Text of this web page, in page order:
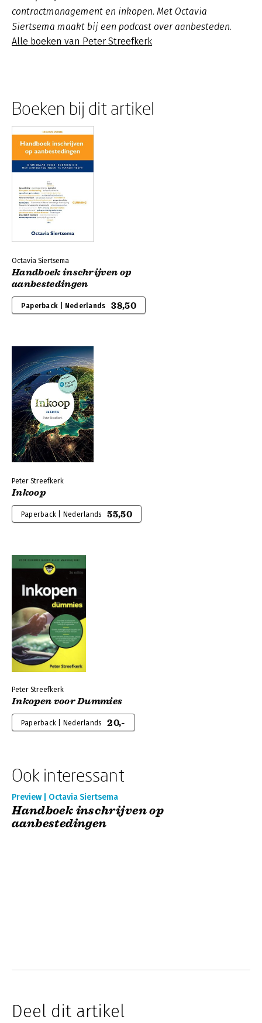
contractmanagement en inkopen. Met Octavia
Siertsema maakt bij een podcast over aanbesteden.
Alle boeken van Peter Streefkerk
Boeken bij dit artikel
Octavia Siertsema
Handboek inschrijven op
aanbestedingen
Paperback | Nederlands 38,50
Peter Streefkerk
Inkoop
Paperback | Nederlands 55,50
Peter Streefkerk
Inkopen voor Dummies
Paperback | Nederlands 20,-
Ook interessant
Preview | Octavia Siertsema
Handboek inschrijven op
aanbestedingen
Deel dit artikel